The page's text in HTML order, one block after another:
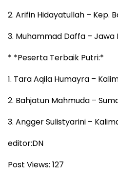
2. Arifin Hidayatullah – Kep.
3. Muhammad Daffa – Jawa
* *Peserta Terbaik Putri:*
1. Tara Aqila Humayra –
2. Bahjatun Mahmuda –
3. Angger Sulistyarini –
editor:DN
Post Views: 127